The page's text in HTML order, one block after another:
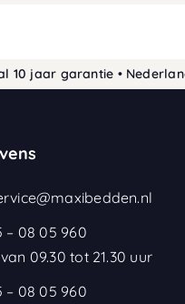
garantie • Nederlands
– 08 05 960
09.30 tot 21.30 uur
– 08 05 960